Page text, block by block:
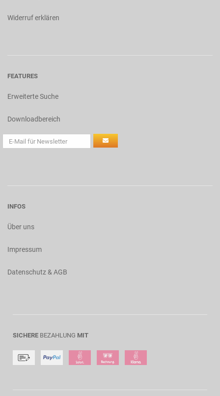
Widerruf erklären
FEATURES
Erweiterte Suche
Downloadbereich
INFOS
Über uns
Impressum
Datenschutz & AGB
SICHERE BEZAHLUNG MIT